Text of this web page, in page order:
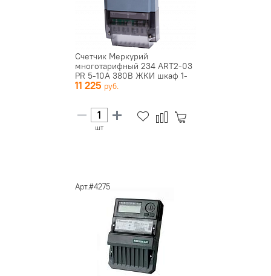
Счетчик Меркурий
многотарифный 234 ART2-03
PR 5-10А 380В ЖКИ шкаф 1-
тари...
11 225
шт
Арт.#4275